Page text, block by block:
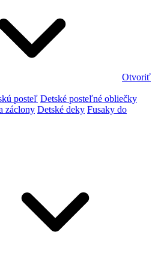
Otvoriť
posteľ Detské posteľné obliečky
záclony Detské deky Fusaky do